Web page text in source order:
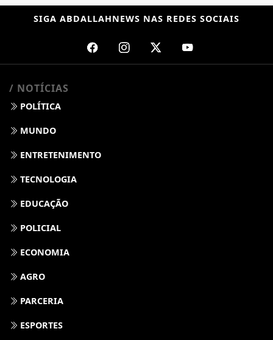
SIGA ABDALLAHNEWS NAS REDES SOCIAIS
/ NOTÍCIAS
POLÍTICA
MUNDO
ENTRETENIMENTO
TECNOLOGIA
EDUCAÇÃO
POLICIAL
ECONOMIA
AGRO
PARCERIA
ESPORTES